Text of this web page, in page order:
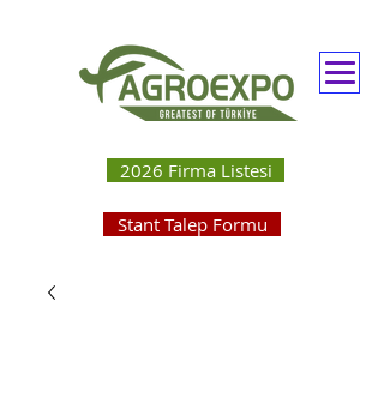
2026 Firma Listesi
Stant Talep Formu